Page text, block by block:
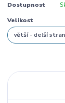
Dostupnost
Velikost